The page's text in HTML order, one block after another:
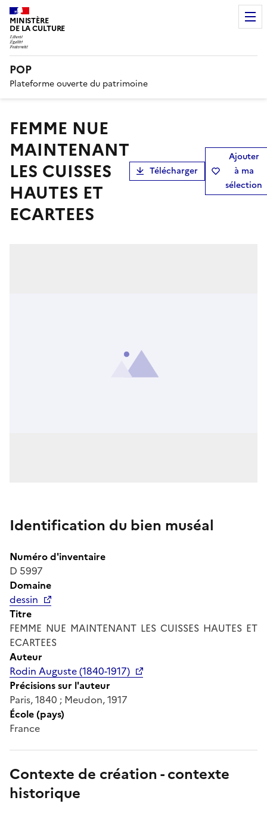
MINISTÈRE
DE LA CULTURE
POP
Plateforme ouverte du patrimoine
FEMME NUE
MAINTENANT
LES CUISSES
HAUTES ET
ECARTEES
Télécharger
Ajouter
à ma
sélection
Identification du bien muséal
Numéro d'inventaire
D 5997
Domaine
dessin
Titre
FEMME NUE MAINTENANT LES CUISSES HAUTES ET
ECARTEES
Auteur
Rodin Auguste (1840-1917)
Précisions sur l'auteur
Paris, 1840 ; Meudon, 1917
École (pays)
France
Contexte de création - contexte
historique